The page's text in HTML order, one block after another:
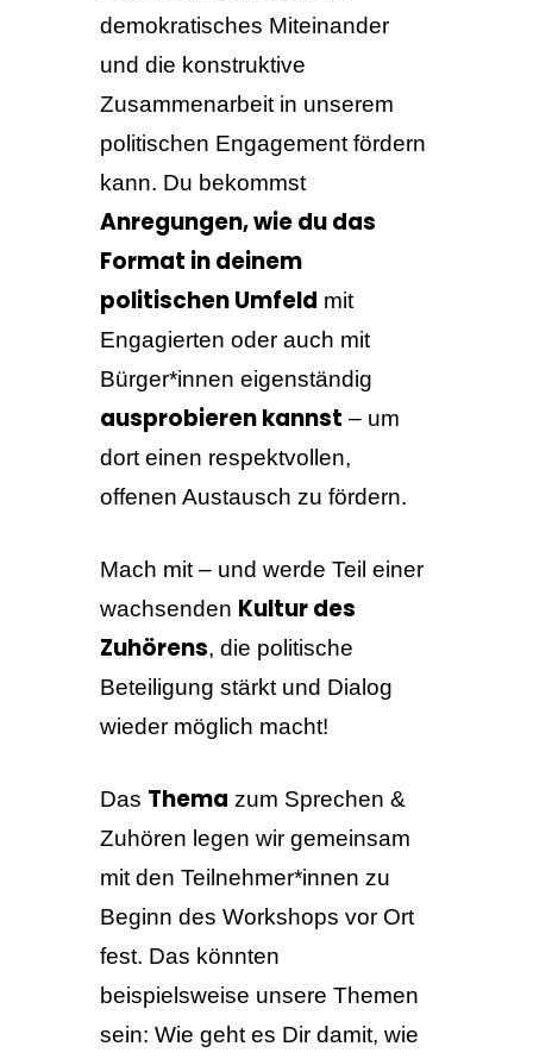
demokratisches Miteinander
und die konstruktive
Zusammenarbeit in unserem
politischen Engagement fördern
kann. Du bekommst
Anregungen, wie du das
Format in deinem
politischen Umfeld mit
Engagierten oder auch mit
Bürger*innen eigenständig
ausprobieren kannst – um
dort einen respektvollen,
offenen Austausch zu fördern.
Mach mit – und werde Teil einer
wachsenden Kultur des
Zuhörens, die politische
Beteiligung stärkt und Dialog
wieder möglich macht!
Das Thema zum Sprechen &
Zuhören legen wir gemeinsam
mit den Teilnehmer*innen zu
Beginn des Workshops vor Ort
fest. Das könnten
beispielsweise unsere Themen
sein: Wie geht es Dir damit, wie